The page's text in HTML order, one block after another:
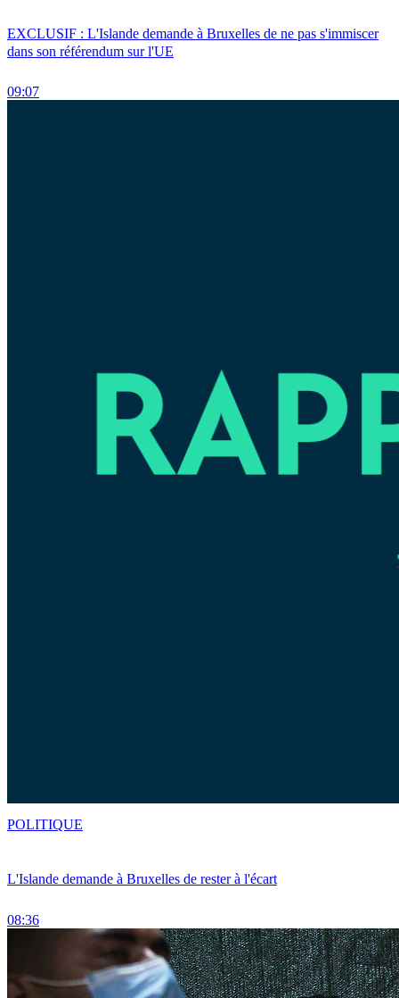
EXCLUSIF : L'Islande demande à Bruxelles de ne pas s'immiscer
dans son référendum sur l'UE
09:07
L'Islande demande à Bruxelles de rester à l'écart
08:36
POLITIQUE